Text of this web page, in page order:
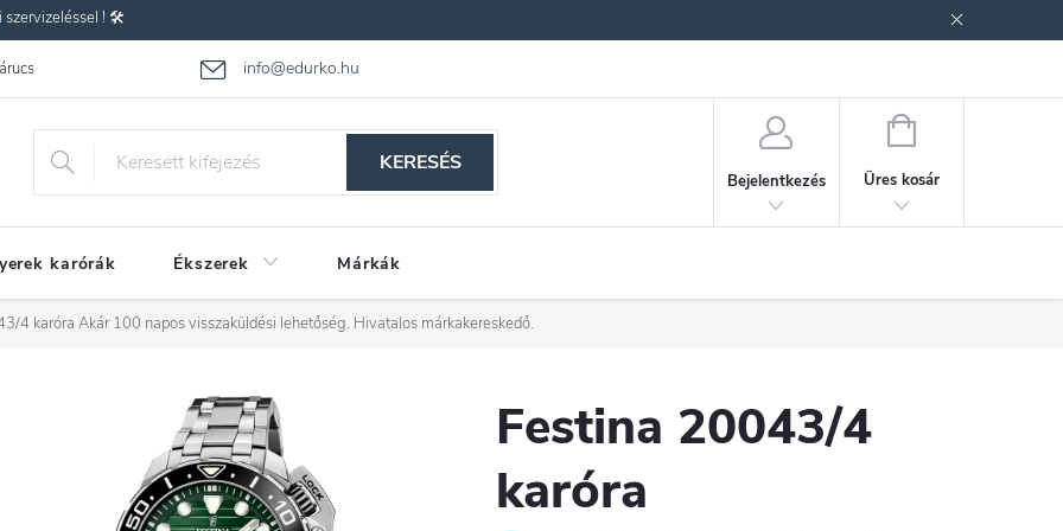
szervizeléssel ! 🛠️
info@edurko.hu
Gyakran ismételt kérdések
KERESÉS
Bejelentkezés
KOSÁR
Üres kosár
karórák Ékszerek Márkák
4 karóra Akár 100 napos visszaküldési lehetőség. Hivatalos márkakereskedő.
Festina 20043/4
karóra